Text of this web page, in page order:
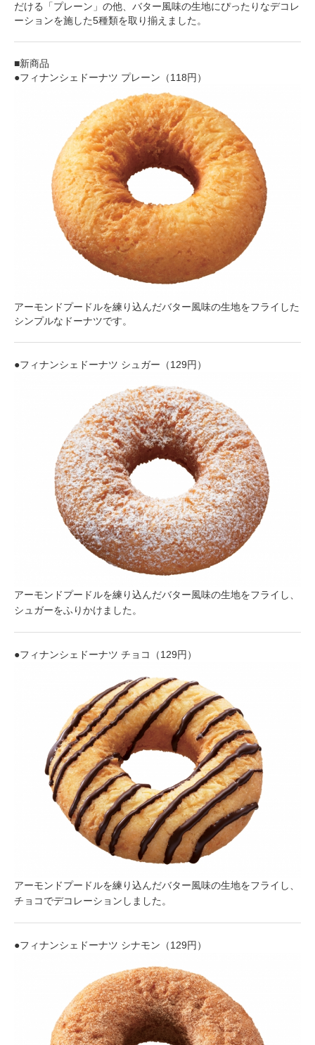
だける「プレーン」の他、バター風味の生地にぴったりなデコレ
ーションを施した5種類を取り揃えました。
■新商品
●フィナンシェドーナツ プレーン（118円）
アーモンドプードルを練り込んだバター風味の生地をフライした
シンプルなドーナツです。
●フィナンシェドーナツ シュガー（129円）
アーモンドプードルを練り込んだバター風味の生地をフライし、
シュガーをふりかけました。
●フィナンシェドーナツ チョコ（129円）
アーモンドプードルを練り込んだバター風味の生地をフライし、
チョコでデコレーションしました。
●フィナンシェドーナツ シナモン（129円）